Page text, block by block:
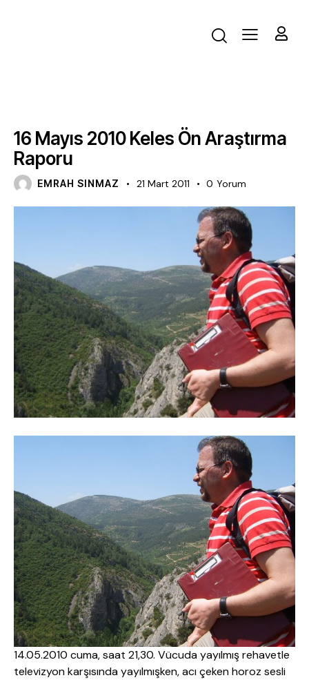
16 Mayıs 2010 Keles Ön Araştırma
Raporu
EMRAH SINMAZ 21 Mart 2011 0 Yorum
14.05.2010 cuma, saat 21,30. Vücuda yayılmış rehavetle
televizyon karşısında yayılmışken, acı çeken horoz sesli